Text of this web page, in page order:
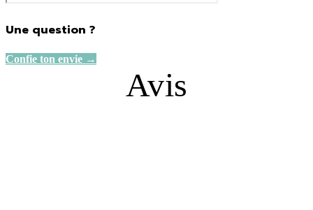
Une question ?
Confie ton envie →
Avis